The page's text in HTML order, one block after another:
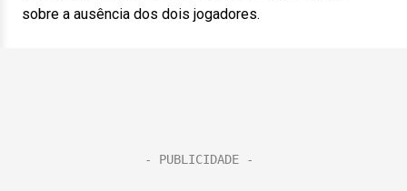
sobre a ausência dos dois jogadores.